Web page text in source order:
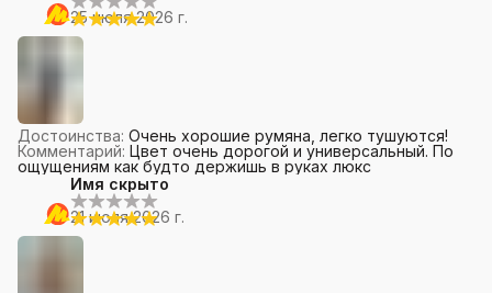
25 июля 2026 г.
Достоинства: Очень хорошие румяна, легко тушуются!
Комментарий: Цвет очень дорогой и универсальный. По
ощущениям как будто держишь в руках люкс
Имя скрыто
21 июля 2026 г.